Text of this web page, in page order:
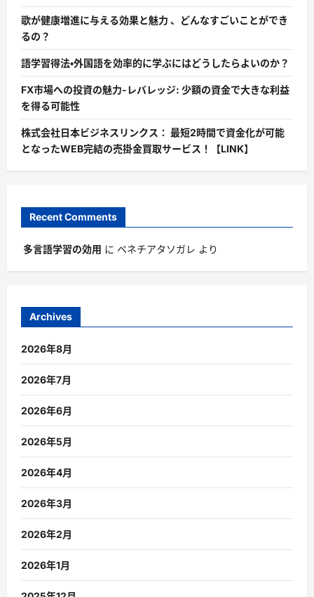
歌が健康増進に与える効果と魅力 、どんなすごいことができ
るの？
語学習得法・外国語を効率的に学ぶにはどうしたらよいのか？
FX市場への投資の魅力-レバレッジ: 少額の資金で大きな利益
を得る可能性
株式会社日本ビジネスリンクス： 最短2時間で資金化が可能
となったWEB完結の売掛金買取サービス！【LINK】
Recent Comments
多言語学習の効用 に ベネチアタソガレ より
Archives
2026年8月
2026年7月
2026年6月
2026年5月
2026年4月
2026年3月
2026年2月
2026年1月